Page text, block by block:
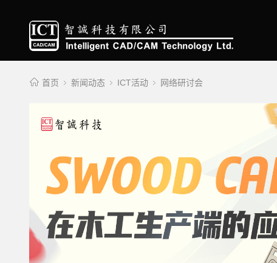
首页 新闻动态 ICT活动 网络研讨会